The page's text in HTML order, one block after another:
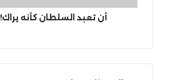
أن تعبد السلطان كأنه يراك!